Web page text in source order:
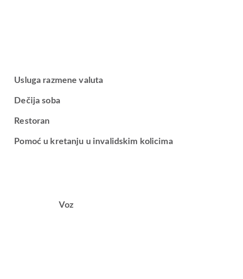
Usluga razmene valuta
Dečija soba
Restoran
Pomoć u kretanju u invalidskim kolicima
Voz